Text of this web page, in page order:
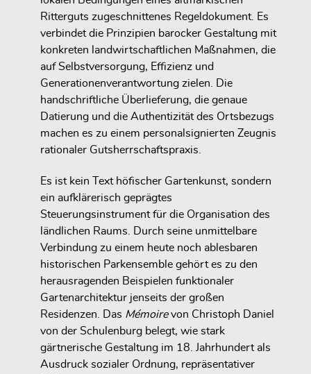
Ritterguts zugeschnittenes Regeldokument. Es
verbindet die Prinzipien barocker Gestaltung mit
konkreten landwirtschaftlichen Maßnahmen, die
auf Selbstversorgung, Effizienz und
Generationenverantwortung zielen. Die
handschriftliche Überlieferung, die genaue
Datierung und die Authentizität des Ortsbezugs
machen es zu einem personalsignierten Zeugnis
rationaler Gutsherrschaftspraxis.
Es ist kein Text höfischer Gartenkunst, sondern
ein aufklärerisch geprägtes
Steuerungsinstrument für die Organisation des
ländlichen Raums. Durch seine unmittelbare
Verbindung zu einem heute noch ablesbaren
historischen Parkensemble gehört es zu den
herausragenden Beispielen funktionaler
Gartenarchitektur jenseits der großen
Residenzen. Das Mémoirevon Christoph Daniel
von der Schulenburg belegt, wie stark
gärtnerische Gestaltung im 18. Jahrhundert als
Ausdruck sozialer Ordnung, repräsentativer